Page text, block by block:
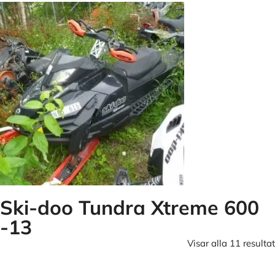
Ski-doo Tundra Xtreme 600
-13
Visar alla 11 resultat